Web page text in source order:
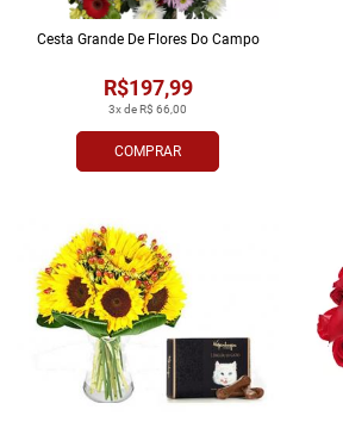
COMPRAR
3x de R$ 66,00
R$197,99
Cesta Grande De Flores Do Campo